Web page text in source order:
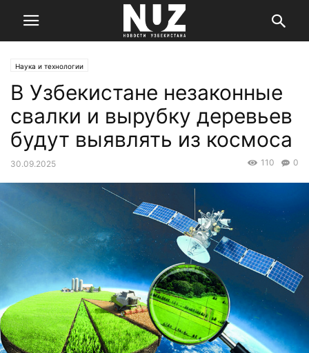
Наука и технологии
В Узбекистане незаконные
свалки и вырубку деревьев
будут выявлять из космоса
30.09.2025 0
110